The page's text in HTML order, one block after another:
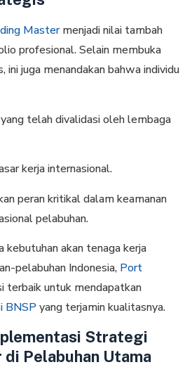
Mastermenjadi nilai tambah
profesional. Selain membuka
ini juga menandakan bahwa individu
telah divalidasi oleh lembaga
kerja internasional.
peran kritikal dalam keamanan
pelabuhan.
kebutuhan akan tenaga kerja
pelabuhan Indonesia, Port
terbaik untuk mendapatkan
BNSP yang terjamin kualitasnya.
Strategi
Pelabuhan Utama